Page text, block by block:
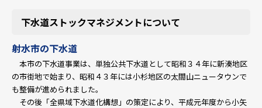
下水道ストックマネジメントについて
射水市の下水道
本市の下水道事業は、単独公共下水道として昭和３４年に新湊地区
の市街地で始まり、昭和４３年には小杉地区の太閤山ニュータウンで
も整備が進められました。
その後「全県域下水道化構想」の策定により、平成元年度から小矢